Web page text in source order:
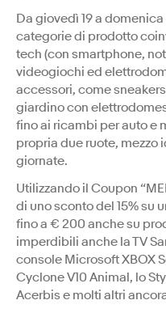
Da giovedì 19 a
categorie di prodotto
tech (con smartphone,
videogiochi ed
accessori, come
giardino con
fino ai ricambi per auto e
propria due ruote, mezzo
giornate.
Utilizzando il Coupon
di uno sconto del 15% su
fino a € 200 anche su
imperdibili anche la TV
console Microsoft XBOX
Cyclone V10 Animal, lo
Acerbis e molti altri